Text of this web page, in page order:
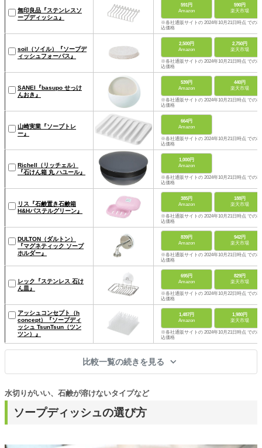
無印良品『ステンレスソ
ープディッシュ』
591円
Amazon
590円
楽天市場
※各社通販サイトの 2024年10月21日時点 での税
込価格
soil（ソイル）『ソープデ
ィッシュフォーバス』
2,500円
Amazon
2,750円
楽天市場
※各社通販サイトの 2024年10月21日時点 での税
込価格
SANEI『basupo せっけ
んおき』
539円
Amazon
440円
楽天市場
※各社通販サイトの 2024年10月21日時点 での税
込価格
山崎実業『ソープトレ
ー』
664円
Amazon
※各社通販サイトの 2024年10月21日時点 での税
込価格
Richell（リッチェル）
『石けん箱 丸 ハユール』
1,000円
Amazon
※各社通販サイトの 2024年10月21日時点 での税
込価格
リス『石鹸置き石鹸箱
H&Hパステルグリーン』
385円
Amazon
188円
楽天市場
※各社通販サイトの 2024年10月21日時点 での税
込価格
DULTON（ダルトン）
『マグネティック ソープ
ホルダー』
839円
Amazon
942円
楽天市場
※各社通販サイトの 2024年10月21日時点 での税
込価格
レック『ステンレス 石け
ん皿』
695円
Amazon
829円
楽天市場
※各社通販サイトの 2024年10月22日時点 での税
込価格
アッシュコンセプト（h
concept）『ソープディ
ッシュ TsunTsun（ツン
ツン）』
1,487円
Amazon
1,980円
楽天市場
※各社通販サイトの 2024年10月21日時点 での税
込価格
比較一覧の続きを見る
ソープディッシュの選び方
水切りがいい、石鹸が溶けないタイプなど